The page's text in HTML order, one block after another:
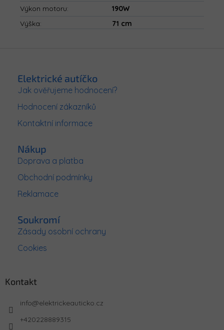
Výkon motoru:
190W
Výška: 71 cm
Elektrické autíčko
Jak ověřujeme hodnocení?
Hodnocení zákazníků
Kontaktní informace
Nákup
Doprava a platba
Obchodní podmínky
Reklamace
Soukromí
Zásady osobní ochrany
Cookies
Kontakt
info@elektrickeauticko.cz
+420228889315